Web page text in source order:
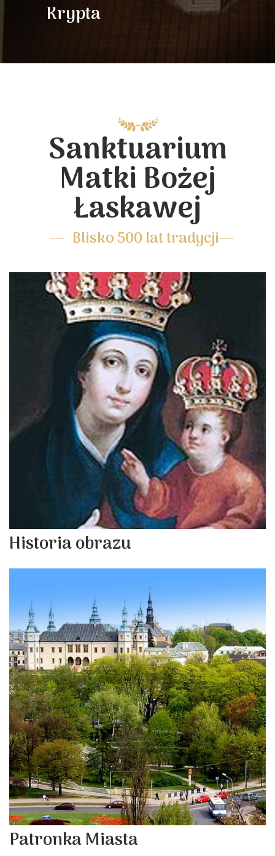
Krypta
Sanktuarium
Matki Bożej
Łaskawej
Blisko 500 lat tradycji
Historia obrazu
Patronka Miasta